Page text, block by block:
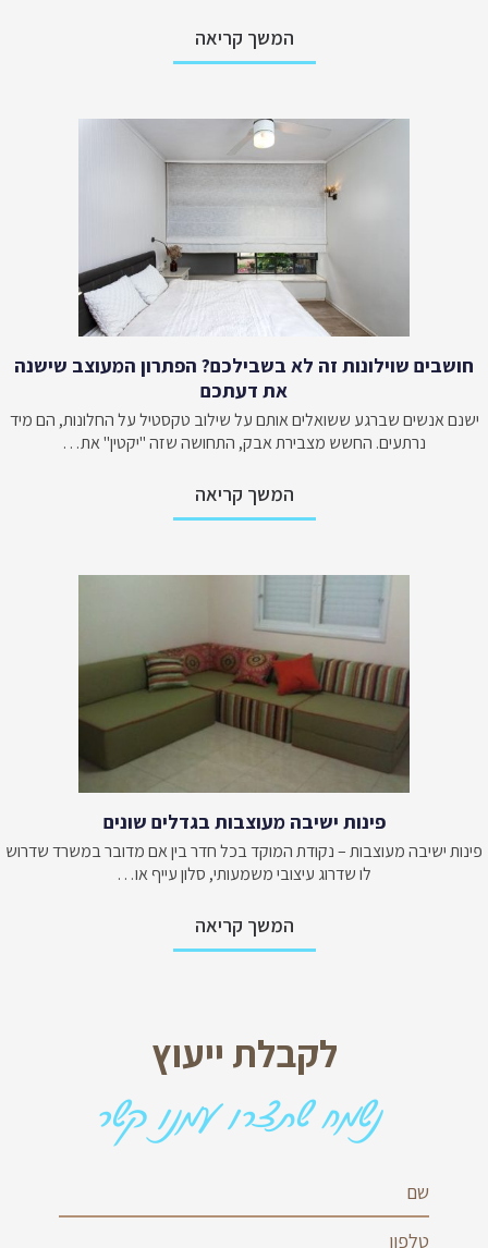
המשך קריאה
חושבים שוילונות זה לא בשבילכם? הפתרון המעוצב שישנה
את דעתכם
ישנם אנשים שברגע ששואלים אותם על שילוב טקסטיל על החלונות, הם מיד
נרתעים. החשש מצבירת אבק, התחושה שזה "יקטין" את…
המשך קריאה
פינות ישיבה מעוצבות בגדלים שונים
פינות ישיבה מעוצבות – נקודת המוקד בכל חדר בין אם מדובר במשרד שדרוש
לו שדרוג עיצובי משמעותי, סלון עייף או…
המשך קריאה
לקבלת ייעוץ
נשמח שתצרו עמנו קשר